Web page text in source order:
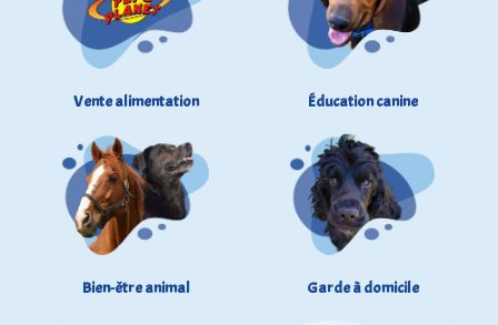
Vente alimentation Éducation canine
Bien-être animal Garde à domicile